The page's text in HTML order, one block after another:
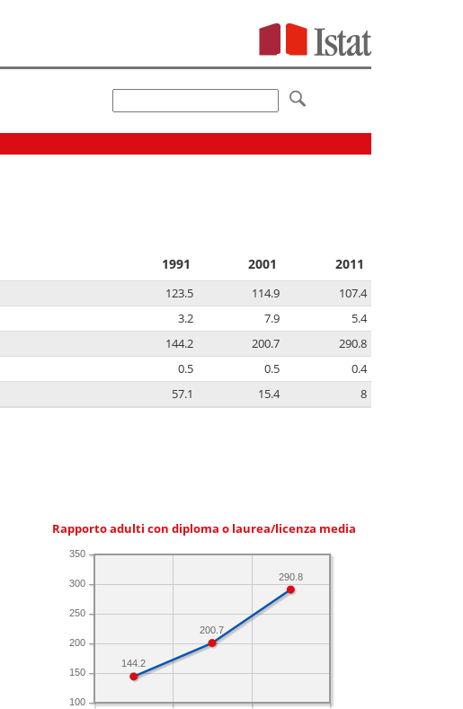
1991 2001 2011
123.5 114.9
107.4
3.2 7.9
5.4
144.2 200.7
290.8
0.5 0.5
0.4
57.1 15.4 8
Rapporto adulti con diploma o laurea/licenza media
100
150
200
250
300
350
290.8
200.7
144.2